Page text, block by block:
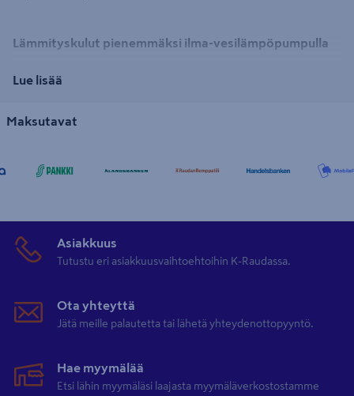
Lämmityskulut pienemmäksi ilma-vesilämpöpumpulla
lämpöolosuhteissa suositellaan vesi-ilmalämpöpumppuja kuitenkin
Lämmityksessä säästyvien eurojen ansiosta lämmitystavan käyttö
erittäin kustannustehokkaana lämmitysmuotona omakotitaloissa ja
muissa isommissa rakennuksissa.
Ilma-vesilämpöpumpun toiminta
Lue lisää
Maksutavat
Asiakkuus
Tutustu eri asiakkuusvaihtoehtoihin K-Raudassa.
Ota yhteyttä
Jätä meille palautetta tai lähetä yhteydenottopyyntö.
Hae myymälää
Etsi lähin myymäläsi laajasta myymäläverkostostamme